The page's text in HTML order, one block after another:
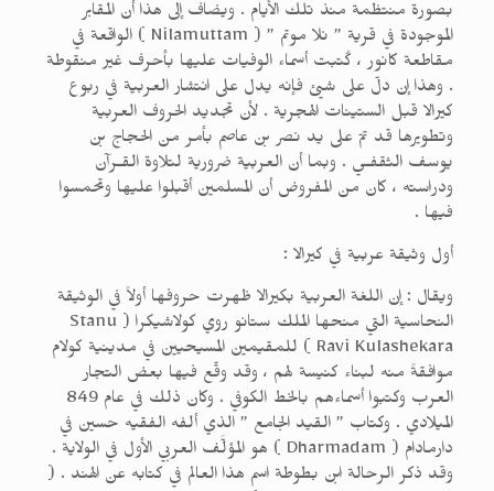
بصورة منتظمة منذ تلك الأيام . ويضاف إلى هذا أن المقابر
الموجودة في قرية ” نلا موتم ” ( Nilamuttam ) الواقعة في
مقاطعة كانور ، كُتبت أسماء الوفيات عليها بأحرف غير منقوطة
. وهذا إن دلّ على شيئ فإنه يدل على انتشار العربية في ربوع
كيرالا قبل الستينات الهجرية . لأن تجديد الحروف العربية
وتطويرها قد تمّ على يد نصر بن عاصم بأمر من الحجاج بن
يوسف الثقفـي . وبما أن العربية ضرورية لتلاوة القـرآن
ودراسته ، كان من المفروض أن المسلمين أقبلوا عليها وتحمسوا
فيها .
أول وثيقة عربية في كيرالا :
ويقال : إن اللغة العربية بكيرالا ظهرت حروفها أولاً في الوثيقة
النحاسية التي منحها الملك ستانو روي كولاشيكرا ( Stanu
Ravi Kulashekara ) للمقيمين المسيحيين في مدينية كولام
موافقةً منه لبناء كنيسة لهم ، وقد وقّع فيها بعض التجار
العرب وكتبوا أسماءهم بالخط الكوفي . وكان ذلك في عام 849
الميلادي . وكتاب ” القيد الجامع ” الذي ألفه الفقيه حسين في
دارمادام ( Dharmadam ) هو المؤلَّف العربي الأول في الولاية .
وقد ذكر الرحالة ابن بطوطة اسم هذا العالم في كتابه عن الهند . (